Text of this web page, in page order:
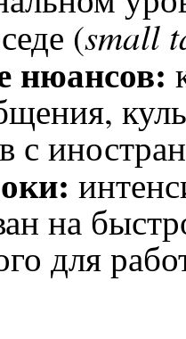
(small
нюансов:
с
на
для